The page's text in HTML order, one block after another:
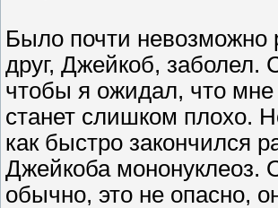
Было почти невозможно
друг, Джейкоб, заболел.
чтобы я ожидал, что мне
станет слишком плохо.
как быстро закончился
Джейкоба мононуклеоз.
обычно, это не опасно,